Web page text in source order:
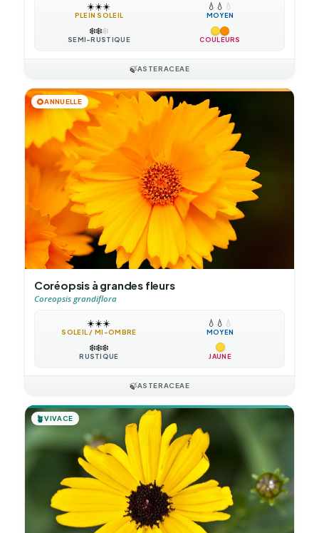
☀️☀️☀️
PLEIN SOLEIL
💧 💧 💧
MOYEN
❄️❄️❄️
SEMI-RUSTIQUE COULEURS
🍃ASTERACEAE
🌻ANNUELLE
Coréopsis à grandes fleurs
Coreopsis grandiflora
☀️☀️☀️
SOLEIL / MI-OMBRE
💧 💧 💧
MOYEN
❄️❄️❄️
RUSTIQUE JAUNE
🍃ASTERACEAE
🪴VIVACE